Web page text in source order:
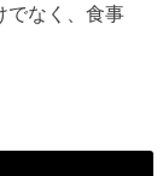
でなく、食事